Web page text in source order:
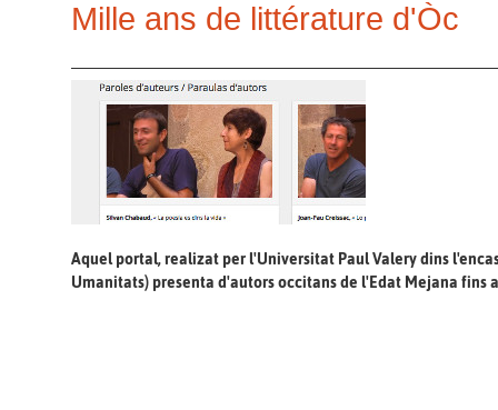
Mille ans de littérature d'Òc
Aquel portal, realizat per l'Universitat Paul Valery dins
Umanitats) presenta d'autors occitans de l'Edat Mejana fins